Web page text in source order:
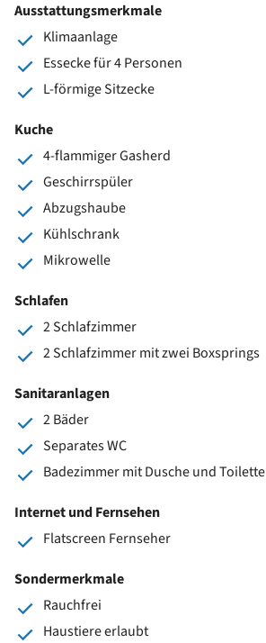
Ausstattungsmerkmale
Klimaanlage
Essecke für 4 Personen
L-förmige Sitzecke
Kuche
4-flammiger Gasherd
Geschirrspüler
Abzugshaube
Kühlschrank
Mikrowelle
Schlafen
2 Schlafzimmer
2 Schlafzimmer mit zwei Boxsprings
Sanitaranlagen
2 Bäder
Separates WC
Badezimmer mit Dusche und Toilette
Internet und Fernsehen
Flatscreen Fernseher
Sondermerkmale
Rauchfrei
Haustiere erlaubt